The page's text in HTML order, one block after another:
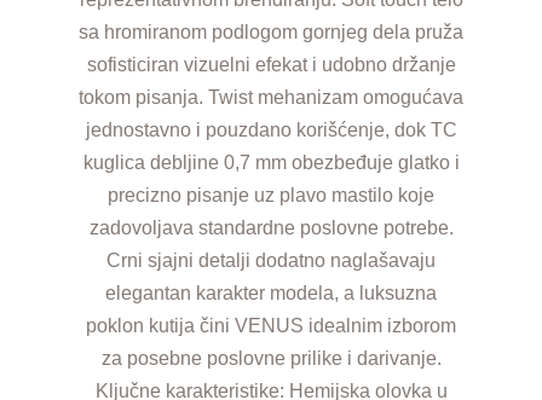
sa hromiranom podlogom gornjeg dela pruža
sofisticiran vizuelni efekat i udobno držanje
tokom pisanja. Twist mehanizam omogućava
jednostavno i pouzdano korišćenje, dok TC
kuglica debljine 0,7 mm obezbeđuje glatko i
precizno pisanje uz plavo mastilo koje
zadovoljava standardne poslovne potrebe.
Crni sjajni detalji dodatno naglašavaju
elegantan karakter modela, a luksuzna
poklon kutija čini VENUS idealnim izborom
za posebne poslovne prilike i darivanje.
Ključne karakteristike: Hemijska olovka u